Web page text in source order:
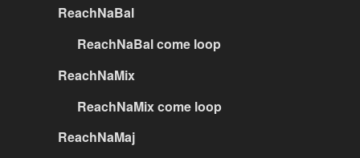
ReachNaBal
ReachNaBal come loop
ReachNaMix
ReachNaMix come loop
ReachNaMaj